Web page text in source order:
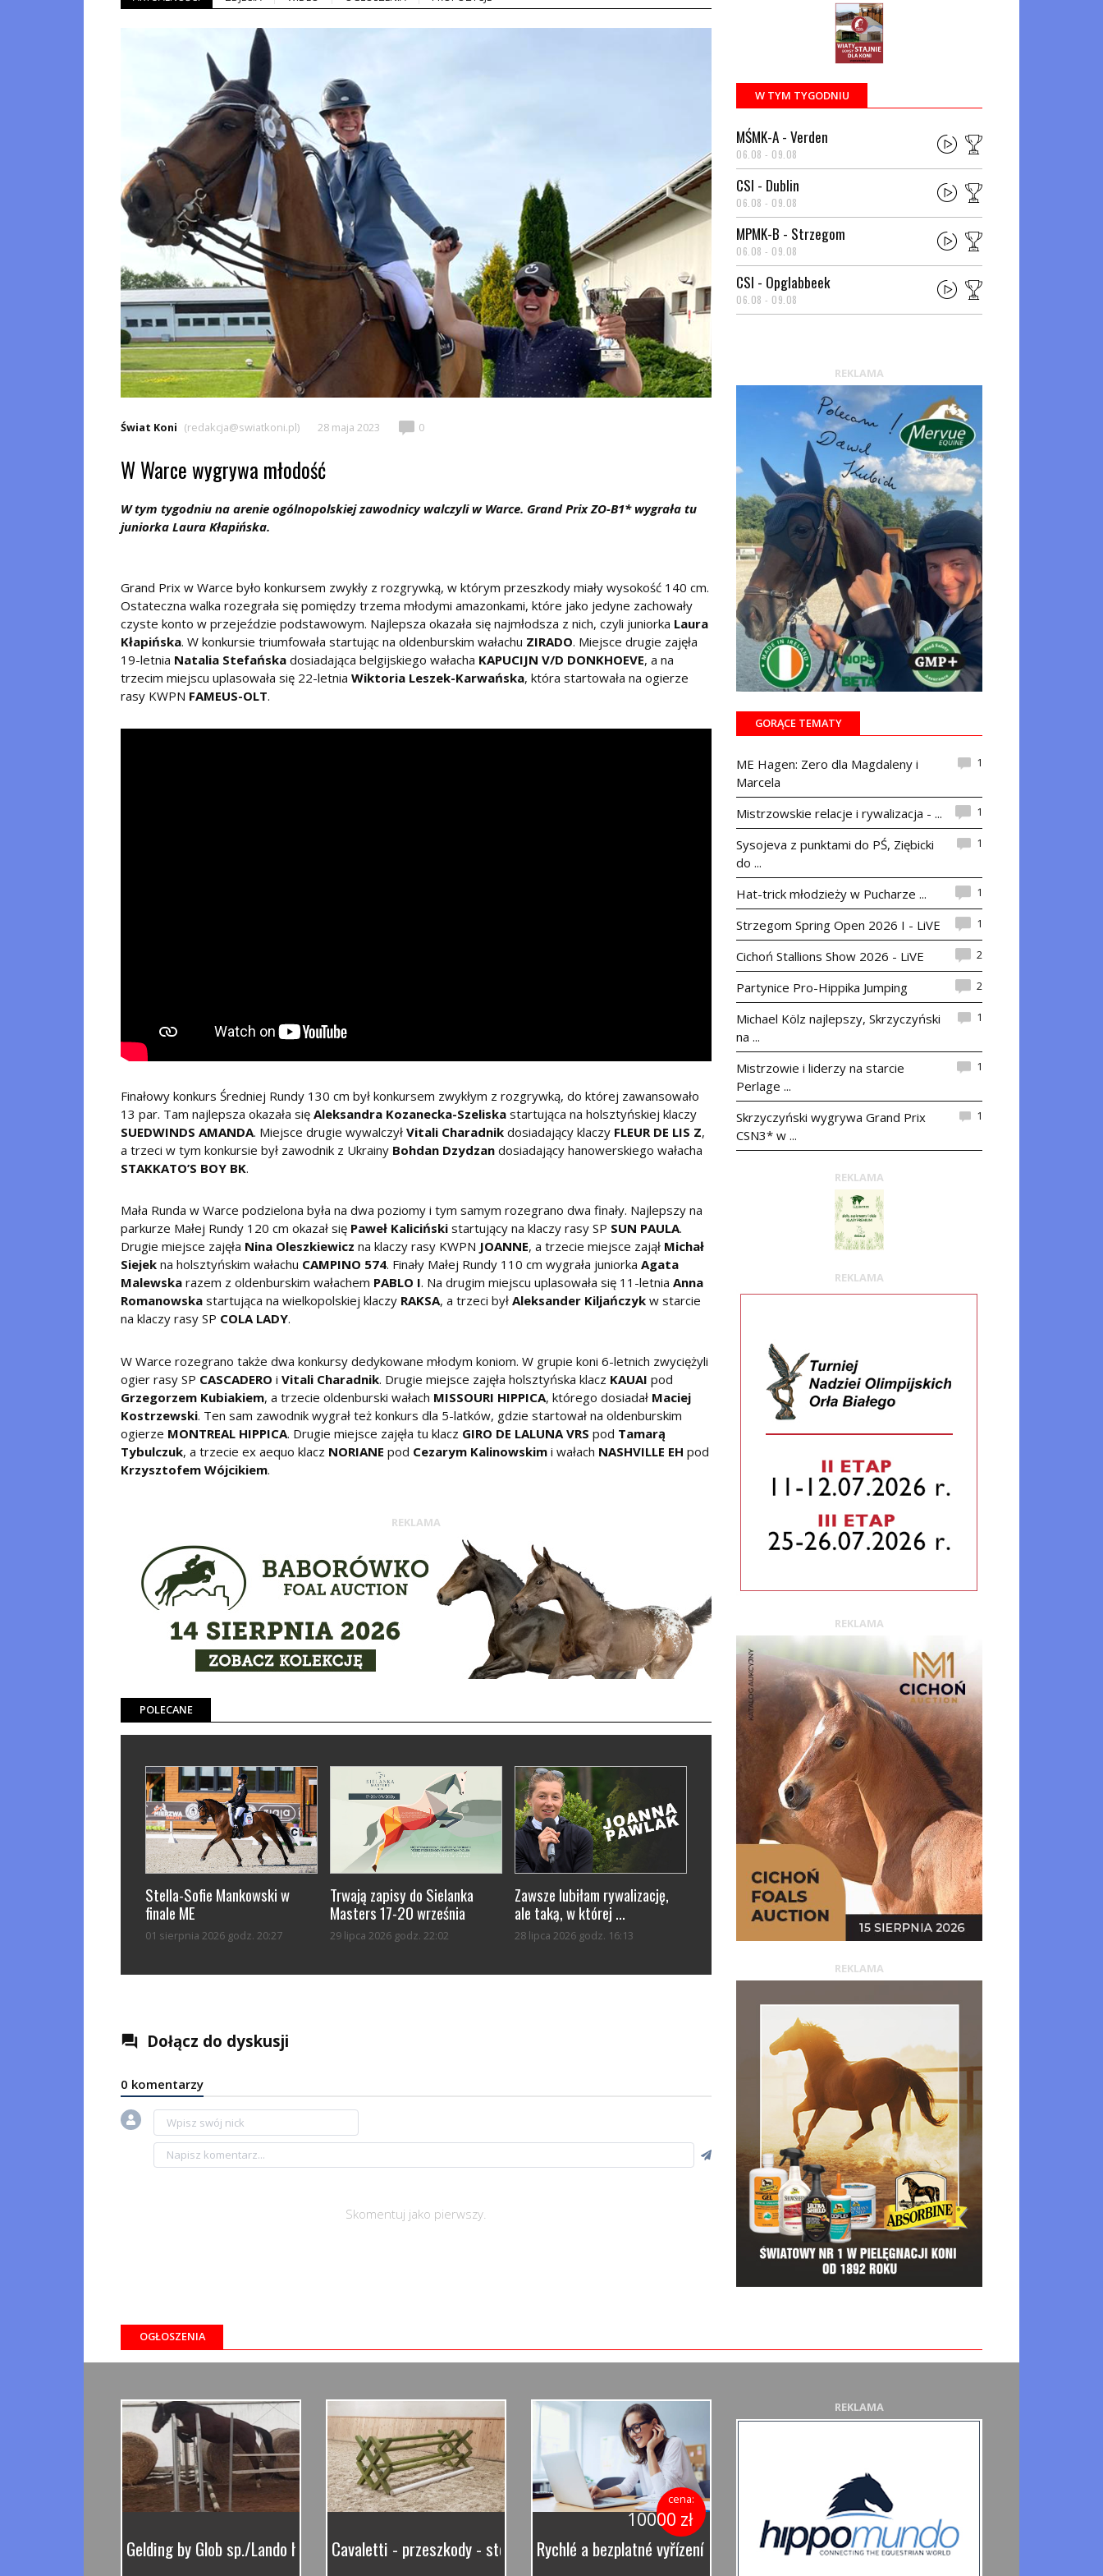
Świat Koni (redakcja@swiatkoni.pl) 28 maja 2023 0
W Warce wygrywa młodość
W tym tygodniu na arenie ogólnopolskiej zawodnicy walczyli w Warce. Grand Prix ZO-B1* wygrała tu
juniorka Laura Kłapińska.
Grand Prix w Warce było konkursem zwykły z rozgrywką, w którym przeszkody miały wysokość 140 cm.
Ostateczna walka rozegrała się pomiędzy trzema młodymi amazonkami, które jako jedyne zachowały
czyste konto w przejeździe podstawowym. Najlepsza okazała się najmłodsza z nich, czyli juniorka Laura
Kłapińska. W konkursie triumfowała startując na oldenburskim wałachu ZIRADO. Miejsce drugie zajęła
19-letnia Natalia Stefańska dosiadająca belgijskiego wałacha KAPUCIJN V/D DONKHOEVE, a na
trzecim miejscu uplasowała się 22-letnia Wiktoria Leszek-Karwańska, która startowała na ogierze
rasy KWPN FAMEUS-OLT.
Finałowy konkurs Średniej Rundy 130 cm był konkursem zwykłym z rozgrywką, do której zawansowało
13 par. Tam najlepsza okazała się Aleksandra Kozanecka-Szeliska startująca na holsztyńskiej klaczy
SUEDWINDS AMANDA. Miejsce drugie wywalczył Vitali Charadnik dosiadający klaczy FLEUR DE LIS Z,
a trzeci w tym konkursie był zawodnik z Ukrainy Bohdan Dzydzan dosiadający hanowerskiego wałacha
STAKKATO’S BOY BK.
Mała Runda w Warce podzielona była na dwa poziomy i tym samym rozegrano dwa finały. Najlepszy na
parkurze Małej Rundy 120 cm okazał się Paweł Kaliciński startujący na klaczy rasy SP SUN PAULA.
Drugie miejsce zajęła Nina Oleszkiewicz na klaczy rasy KWPN JOANNE, a trzecie miejsce zajął Michał
Siejek na holsztyńskim wałachu CAMPINO 574. Finały Małej Rundy 110 cm wygrała juniorka Agata
Malewska razem z oldenburskim wałachem PABLO I. Na drugim miejscu uplasowała się 11-letnia Anna
Romanowska startująca na wielkopolskiej klaczy RAKSA, a trzeci był Aleksander Kiljańczyk w starcie
na klaczy rasy SP COLA LADY.
W Warce rozegrano także dwa konkursy dedykowane młodym koniom. W grupie koni 6-letnich zwyciężyli
ogier rasy SP CASCADERO i Vitali Charadnik. Drugie miejsce zajęła holsztyńska klacz KAUAI pod
Grzegorzem Kubiakiem, a trzecie oldenburski wałach MISSOURI HIPPICA, którego dosiadał Maciej
Kostrzewski. Ten sam zawodnik wygrał też konkurs dla 5-latków, gdzie startował na oldenburskim
ogierze MONTREAL HIPPICA. Drugie miejsce zajęła tu klacz GIRO DE LALUNA VRS pod Tamarą
Tybulczuk, a trzecie ex aequo klacz NORIANE pod Cezarym Kalinowskim i wałach NASHVILLE EH pod
Krzysztofem Wójcikiem.
REKLAMA
POLECANE
Stella-Sofie Mankowski w
finale ME
01 sierpnia 2026 godz. 20:27
Trwają zapisy do Sielanka
Masters 17-20 września
29 lipca 2026 godz. 22:02
Zawsze lubiłam rywalizację,
ale taką, w której ...
28 lipca 2026 godz. 16:13
question_answer Dołącz do dyskusji
0 komentarzy
Skomentuj jako pierwszy.
W TYM TYGODNIU
MŚMK-A - Verden
06.08 - 09.08
CSI - Dublin
06.08 - 09.08
MPMK-B - Strzegom
06.08 - 09.08
CSI - Opglabbeek
06.08 - 09.08
REKLAMA
GORĄCE TEMATY
ME Hagen: Zero dla Magdaleny i
Marcela
1
Mistrzowskie relacje i rywalizacja - ... 1
Sysojeva z punktami do PŚ, Ziębicki
do ...
1
Hat-trick młodzieży w Pucharze ... 1
Strzegom Spring Open 2026 I - LiVE 1
Cichoń Stallions Show 2026 - LiVE 2
Partynice Pro-Hippika Jumping 2
Michael Kölz najlepszy, Skrzyczyński
na ...
1
Mistrzowie i liderzy na starcie
Perlage ...
1
Skrzyczyński wygrywa Grand Prix
CSN3* w ...
1
REKLAMA
REKLAMA
REKLAMA
REKLAMA
OGŁOSZENIA
Gelding by Glob sp./Lando hol. Cavaletti - przeszkody - stojaki treningowe - konkursowe dragi listwy kłódki akcesoria
cena:
10000 zł
Rychlé a bezplatné vyřízení půjčky.
REKLAMA